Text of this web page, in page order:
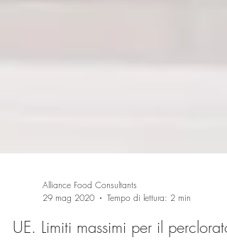
Alliance Food Consultants
29 mag 2020
Tempo di lettura: 2 min